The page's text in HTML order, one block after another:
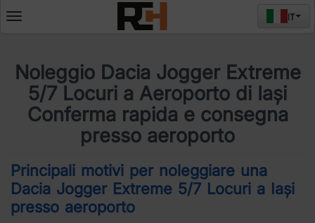
Deschide
IT
Noleggio Dacia Jogger Extreme
5/7 Locuri a Aeroporto di Iași
Conferma rapida e consegna
presso aeroporto
Principali motivi per noleggiare una
Dacia Jogger Extreme 5/7 Locuri a Iași
presso aeroporto